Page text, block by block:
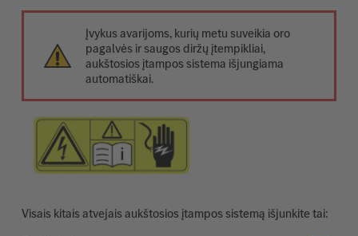
Įvykus avarijoms, kurių metu suveikia oro
pagalvės ir saugos diržų įtempikliai,
aukštosios įtampos sistema išjungiama
automatiškai.
Visais kitais atvejais aukštosios įtampos sistemą išjunkite tai: